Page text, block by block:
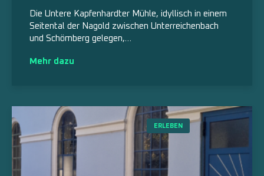
Die Untere Kapfenhardter Mühle, idyllisch in einem
Seitental der Nagold zwischen Unterreichenbach
und Schömberg gelegen,…
Mehr dazu
ERLEBEN